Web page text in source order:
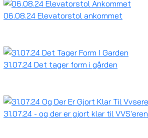
06.08.24 Elevatorstol ankommet
31.07.24 Det tager form i gården
31.07.24 - og der er gjort klar til VVS'eren